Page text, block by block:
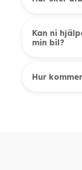
Kan ni
min bil?
Hur